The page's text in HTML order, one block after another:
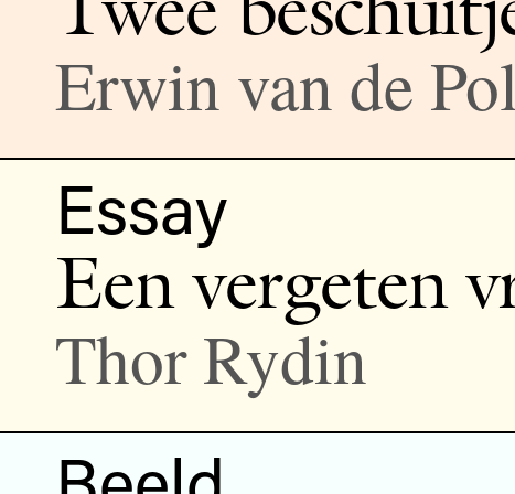
Erwin van de
Essay
Een vergeten
Thor Rydin